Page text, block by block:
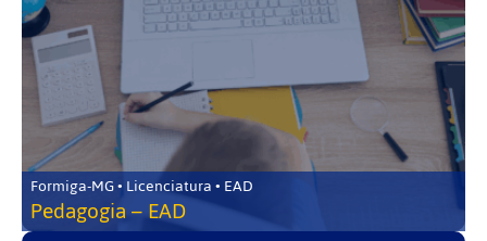
Formiga-MG • Licenciatura • EAD
Pedagogia – EAD